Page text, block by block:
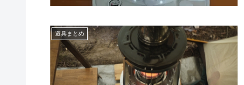
道具まとめ